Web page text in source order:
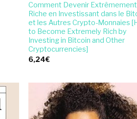
Comment Devenir Extrêmement
Riche en Investissant dans le
et les Autres Crypto-Monnaies
to Become Extremely Rich by
Investing in Bitcoin and Other
Cryptocurrencies]
6,24€